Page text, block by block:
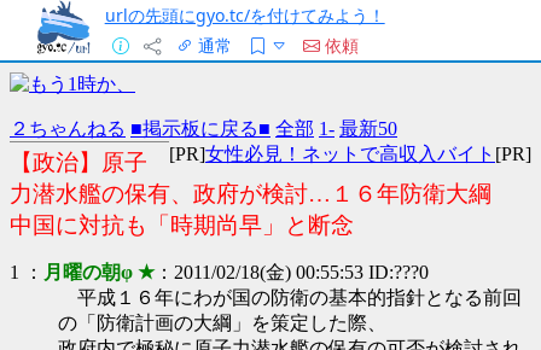
urlの先頭にgyo.tc/を付けてみよう！
通常
依頼